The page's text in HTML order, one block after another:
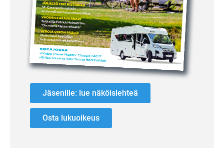
Jäsenille: lue näköislehteä
Osta lukuoikeus